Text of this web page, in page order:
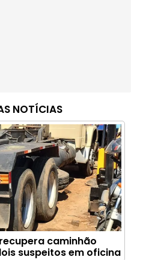
NOTÍCIAS
caminhão
suspeitos em oficina